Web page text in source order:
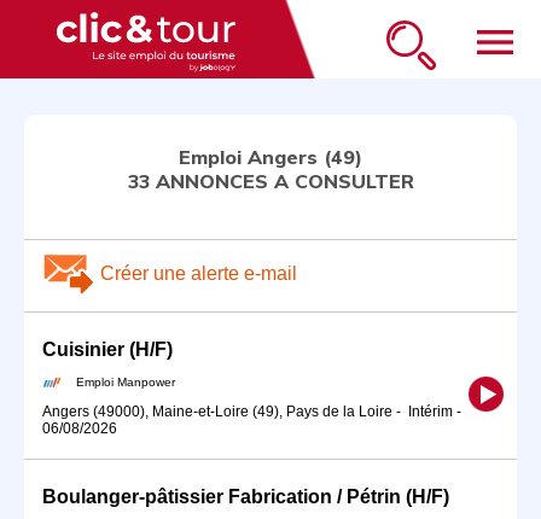
menu
Emploi Angers (49)
33 ANNONCES A CONSULTER
Créer une alerte e-mail
Cuisinier (H/F)
Emploi Manpower
Angers (49000), Maine-et-Loire (49), Pays de la Loire - Intérim -
06/08/2026
Boulanger-pâtissier Fabrication / Pétrin (H/F)